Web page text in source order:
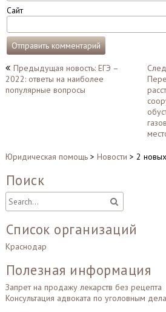
Сайт
Навигация
по
Предыдущая новость: ЕГЭ –
2022: ответы на наиболее
популярные вопросы
Юридическая помощь> Новости > 2
Поиск
Список организаций
Краснодар
Полезная информация
Запрет на продажу лекарств без рецепта
Консультация адвоката по уголовным